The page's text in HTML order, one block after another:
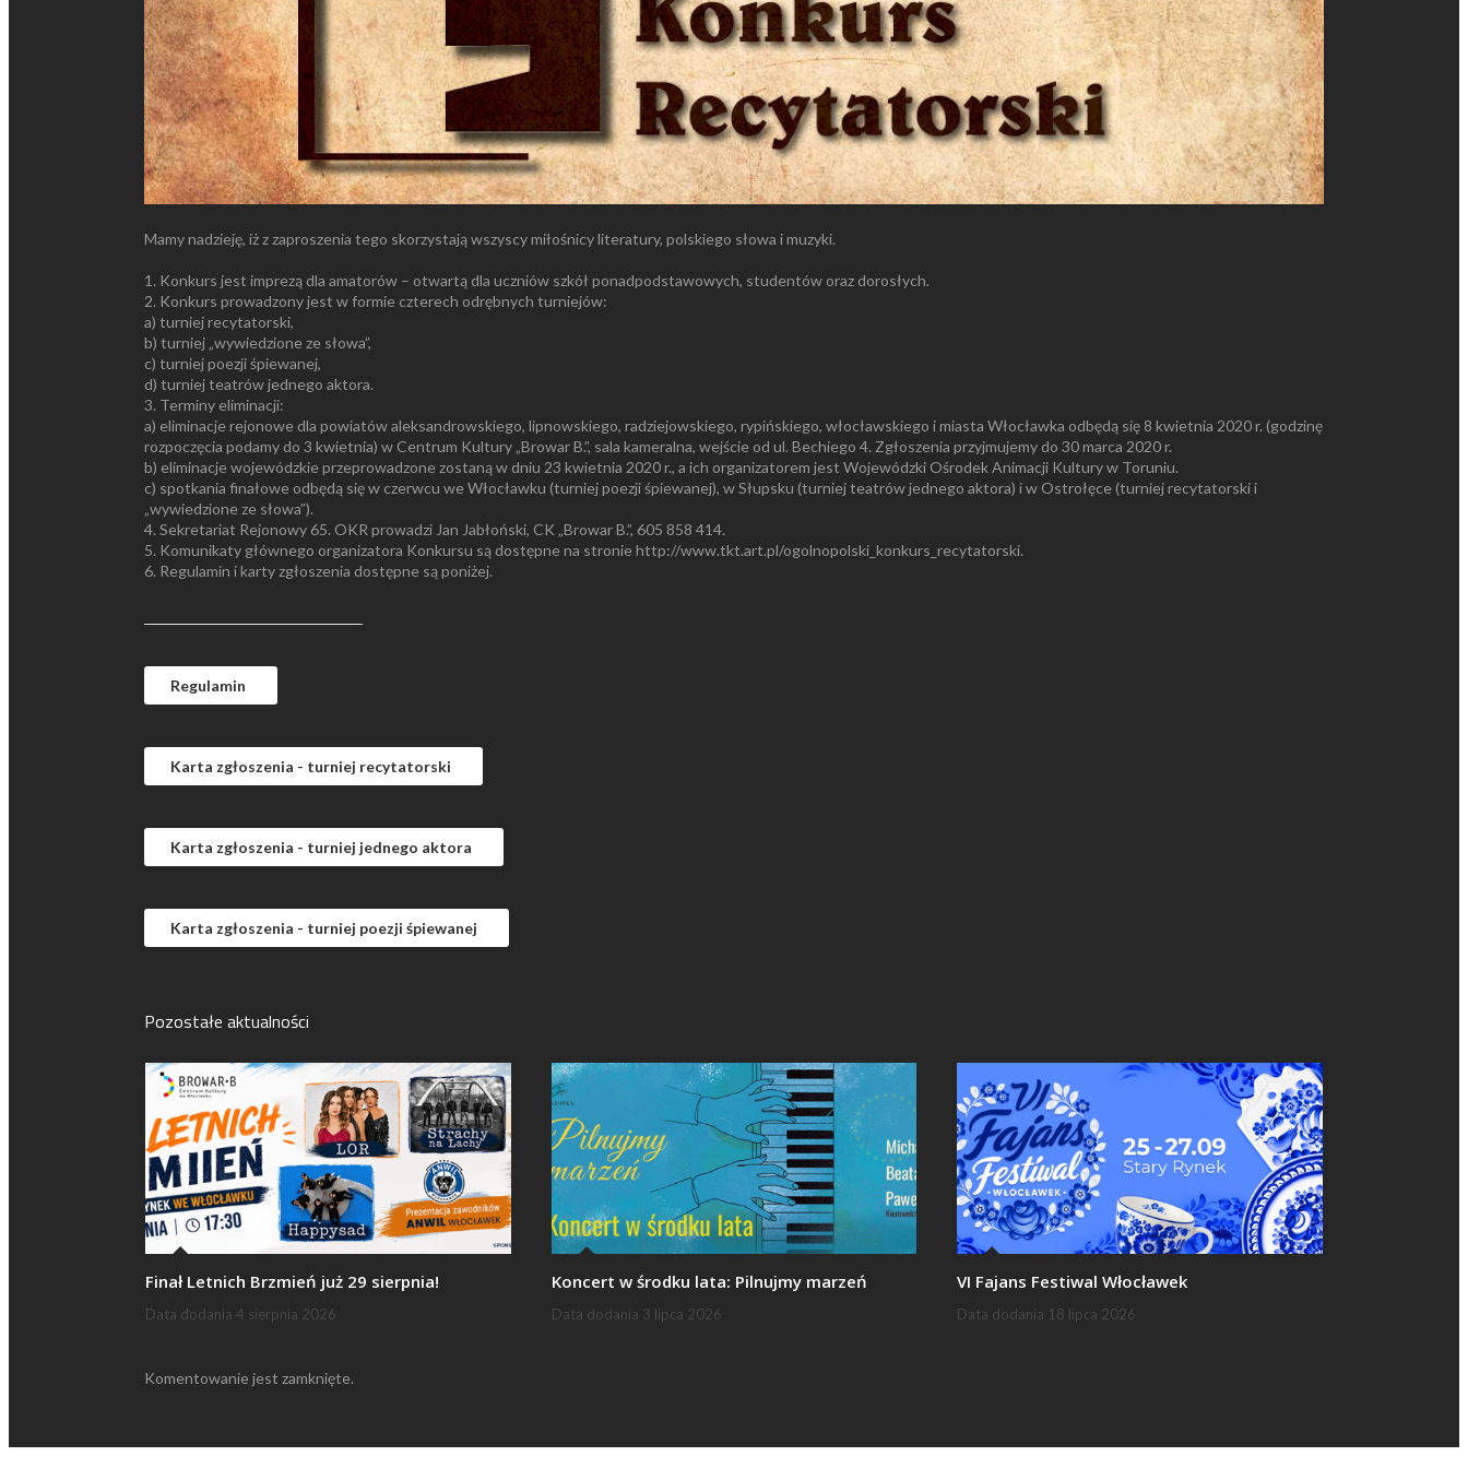
Mamy nadzieję, iż z zaproszenia tego skorzystają wszyscy miłośnicy literatury, polskiego słowa i muzyki.
1. Konkurs jest imprezą dla amatorów – otwartą dla uczniów szkół ponadpodstawowych, studentów oraz dorosłych.
2. Konkurs prowadzony jest w formie czterech odrębnych turniejów:
a) turniej recytatorski,
b) turniej „wywiedzione ze słowa”,
c) turniej poezji śpiewanej,
d) turniej teatrów jednego aktora.
3. Terminy eliminacji:
a) eliminacje rejonowe dla powiatów aleksandrowskiego, lipnowskiego, radziejowskiego, rypińskiego, włocławskiego i miasta Włocławka odbędą się 8 kwietnia 2020 r. (godzinę
rozpoczęcia podamy do 3 kwietnia) w Centrum Kultury „Browar B.”, sala kameralna, wejście od ul. Bechiego 4. Zgłoszenia przyjmujemy do 30 marca 2020 r.
b) eliminacje wojewódzkie przeprowadzone zostaną w dniu 23 kwietnia 2020 r., a ich organizatorem jest Wojewódzki Ośrodek Animacji Kultury w Toruniu.
c) spotkania finałowe odbędą się w czerwcu we Włocławku (turniej poezji śpiewanej), w Słupsku (turniej teatrów jednego aktora) i w Ostrołęce (turniej recytatorski i
„wywiedzione ze słowa”).
4. Sekretariat Rejonowy 65. OKR prowadzi Jan Jabłoński, CK „Browar B.”, 605 858 414.
5. Komunikaty głównego organizatora Konkursu są dostępne na stronie http://www.tkt.art.pl/ogolnopolski_konkurs_recytatorski.
6. Regulamin i karty zgłoszenia dostępne są poniżej.
Regulamin
Karta zgłoszenia - turniej recytatorski
Karta zgłoszenia - turniej jednego aktora
Karta zgłoszenia - turniej poezji śpiewanej
Pozostałe aktualności
Finał Letnich Brzmień już 29 sierpnia!
Data dodania 4 sierpnia 2026
Koncert w środku lata: Pilnujmy marzeń
Data dodania 3 lipca 2026
VI Fajans Festiwal Włocławek
Data dodania 18 lipca 2026
Komentowanie jest zamknięte.